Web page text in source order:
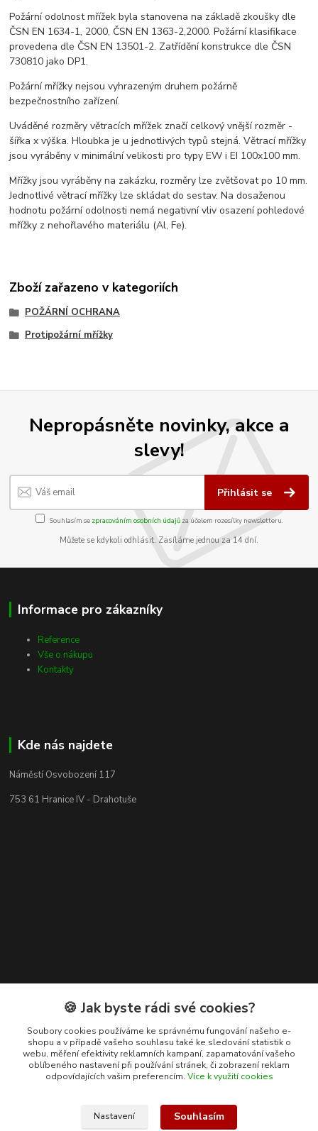
Požární odolnost mřížek byla stanovena na základě zkoušky dle
ČSN EN 1634-1, 2000, ČSN EN 1363-2,2000. Požární klasifikace
provedena dle ČSN EN 13501-2. Zatřídění konstrukce dle ČSN
730810 jako DP1.
Požární mřížky nejsou vyhrazeným druhem požárně
bezpečnostního zařízení.
Uváděné rozměry větracích mřížek značí celkový vnější rozměr -
šířka x výška. Hloubka je u jednotlivých typů stejná. Větrací mřížky
jsou vyráběny v minimální velikosti pro typy EW i EI 100x100 mm.
Mřížky jsou vyráběny na zakázku, rozměry lze zvětšovat po 10 mm.
Jednotlivé větrací mřížky lze skládat do sestav. Na dosaženou
hodnotu požární odolnosti nemá negativní vliv osazení pohledové
mřížky z nehořlavého materiálu (Al, Fe).
Zboží zařazeno v kategoriích
POŽÁRNÍ OCHRANA
Protipožární mřížky
Nepropásněte novinky, akce a
slevy!
Přihlásit se
Souhlasím se zpracováním osobních údajůza účelem rozesílky newsletteru.
Můžete se kdykoli odhlásit. Zasíláme jednou za 14 dní.
Informace pro zákazníky
Reference
Vše o nákupu
Kontakty
Kde nás najdete
Náměstí Osvobození 117
753 61 Hranice IV - Drahotuše
Kontakty
+420 608 400 554
(Po-Pá, 8-15 hod.)
ekohas@ekohas.cz
🍪 Jak byste rádi své cookies?
Soubory cookies používáme ke správnému fungování našeho e-
shopu a v případě vašeho souhlasu také ke sledování statistik o
webu, měření efektivity reklamních kampaní, zapamatování vašeho
oblíbeného nastavení při používání stránek, či zobrazení reklam
odpovídajících vašim preferencím. Více k využití cookies
Nastavení Souhlasím